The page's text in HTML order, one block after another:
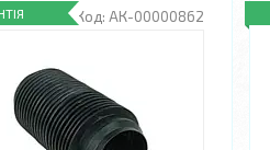
АК-00000862